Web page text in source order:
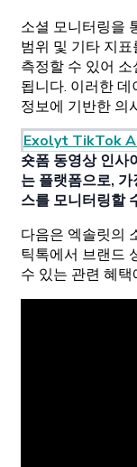
소셜 모니터링을
범위 및 기타 지
측정할 수 있어
됩니다. 이러한
정보에 기반한 의
Exolyt TikTok
숏폼 동영상 인사
는 플랫폼으로,
스를 모니터링할
다음은 엑솔릿의
틱톡에서 브랜드
수 있는 관련 혜